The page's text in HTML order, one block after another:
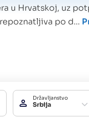
u Hrvatskoj, uz
po d...
Državljanstvo
Srbija